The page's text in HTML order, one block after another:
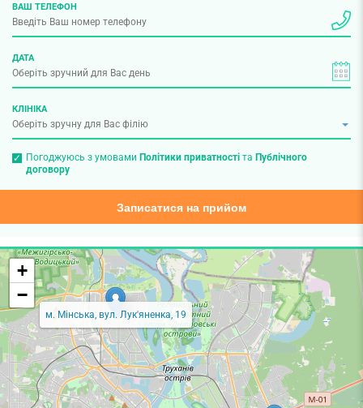
ВАШ ТЕЛЕФОН
ДАТА
КЛІНІКА
Погоджуюсь з умовами Політики приватностіта Публічного
договору
Записатися на прийом
м. Мінська, вул. Лук'яненка, 19
+
−